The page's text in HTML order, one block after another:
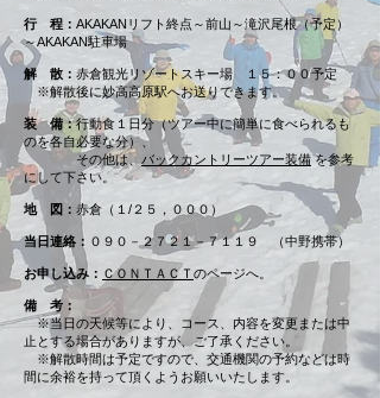
行 程： AKAKANリフト終点～前山～滝沢尾根（予定）
～AKAKAN駐車場
解 散： 赤倉観光リゾートスキー場 １５：００予定
※解散後に妙高高原駅へお送りできます。
装 備：行動食１日分（ツアー中に簡単に食べられるも
のを各自必要な分）、
その他は、 バックカントリーツアー装備を参考
にして下さい。
地 図： 赤倉（１/２５，０００）
当日連絡： ０９０－２７２１－７１１９ （中野携帯）
お申し込み： ＣＯＮＴＡＣＴ のページへ。
備 考：
※当日の天候等により、コース、内容を変更または中
止とする場合がありますが、ご了承ください。
※解散時間は予定ですので、交通機関の予約などは時
間に余裕を持って頂くようお願いいたします。